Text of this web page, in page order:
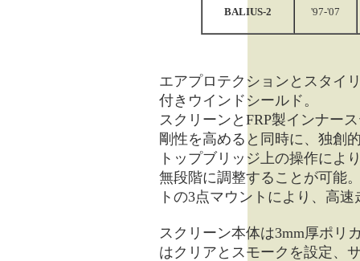
BALIUS-2 '97-'07
エアプロテクションとスタイ
付きウインドシールド。
スクリーンとFRP製インナー
剛性を高めると同時に、独創
トップブリッジ上の操作によ
無段階に調整することが可能
トの3点マウントにより、高
スクリーン本体は3mm厚ポリ
はクリアとスモークを設定、